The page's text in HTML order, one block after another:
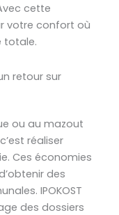
cette
votre confort où
totale.
retour sur
ou au mazout
réaliser
Ces économies
des
IPOKOST
des dossiers